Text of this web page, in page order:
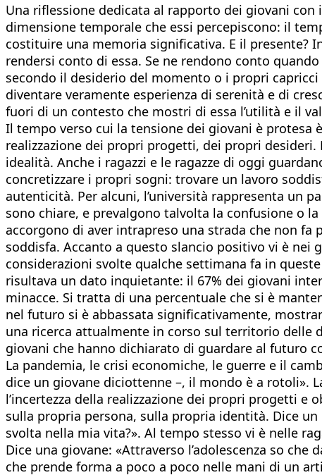
Una riflessione dedicata al rapporto dei giovani
dimensione temporale che essi percepiscono: il
costituire una memoria significativa. E il presente?
rendersi conto di essa. Se ne rendono conto
secondo il desiderio del momento o i propri
diventare veramente esperienza di serenità e di
fuori di un contesto che mostri di essa l’utilità e il
Il tempo verso cui la tensione dei giovani è protesa
realizzazione dei propri progetti, dei propri
idealità. Anche i ragazzi e le ragazze di oggi
concretizzare i propri sogni: trovare un lavoro
autenticità. Per alcuni, l’università rappresenta un
sono chiare, e prevalgono talvolta la confusione o
accorgono di aver intrapreso una strada che non
soddisfa. Accanto a questo slancio positivo vi è
considerazioni svolte qualche settimana fa in
risultava un dato inquietante: il 67% dei giovani
minacce. Si tratta di una percentuale che si è
nel futuro si è abbassata significativamente,
una ricerca attualmente in corso sul territorio delle
giovani che hanno dichiarato di guardare al futuro
La pandemia, le crisi economiche, le guerre e il
dice un giovane diciottenne –, il mondo è a rotoli».
l’incertezza della realizzazione dei propri progetti
sulla propria persona, sulla propria identità. Dice un
svolta nella mia vita?». Al tempo stesso vi è nelle
Dice una giovane: «Attraverso l’adolescenza so
che prende forma a poco a poco nelle mani di un